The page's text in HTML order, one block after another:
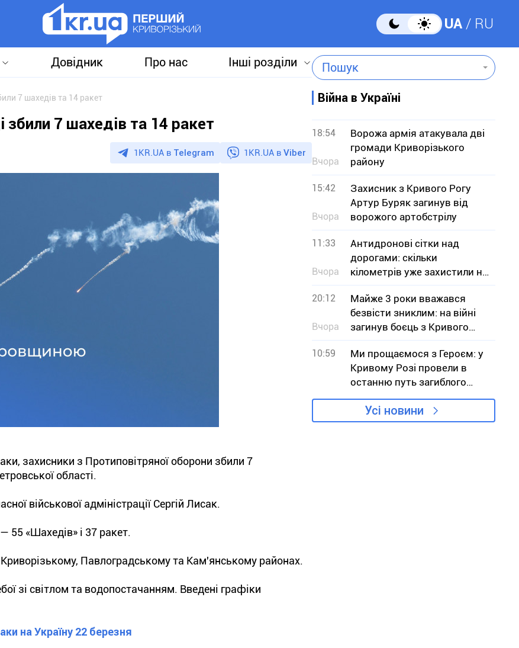
UA RU
Довідник Про нас Інші розділи Пошук
7 шахедів та 14 ракет
7 шахедів та 14 ракет
1KR.UA в Telegram 1KR.UA в Viber
захисники з Протиповітряної оборони збили 7
області.
військової адміністрації Сергій Лисак.
55 «Шахедів» і 37 ракет.
Павлоградському та Кам'янському районах.
зі світлом та водопостачанням. Введені графіки
на Україну 22 березня
Війна в Україні
18:54
Вчора
Ворожа армія атакувала дві
громади Криворізького
району
15:42
Вчора
Захисник з Кривого Рогу
Артур Буряк загинув від
ворожого артобстрілу
11:33
Вчора
Антидронові сітки над
дорогами: скільки
кілометрів уже захистили на
Дніпропетровщині
20:12
Вчора
Майже 3 роки вважався
безвісти зниклим: на війні
загинув боєць з Кривого
Рогу В`ячеслав Чучмай
10:59
Ми прощаємося з Героєм: у
Кривому Розі провели в
останню путь загиблого
військового Юрія Тісьменка
Усі новини